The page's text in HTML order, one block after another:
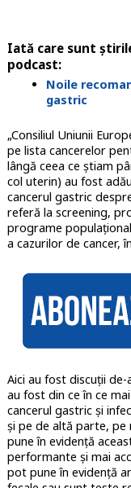
Iată care sunt
podcast:
Noile
gastric
„Consiliul Uniunii
pe lista cancerelor
lângă ceea ce știam
col uterin) au fost
cancerul gastric
referă la screening,
programe
a cazurilor de cancer,
Aici au fost discuții
au fost din ce în ce
cancerul gastric și
și pe de altă parte, pe
pune în evidență
performante și mai
pot pune în evidență